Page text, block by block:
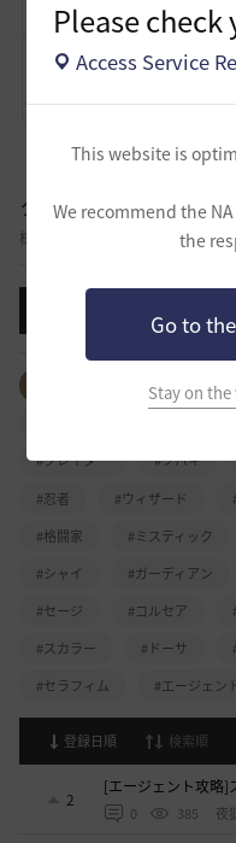
Please
Access Service
This website is
We recommend the
the
Go to
Stay on
コメント0
クラス攻略
様々なクラスのスキル、外見、
#ウォ
#ブレイダー
#ツバキ
#忍者
#ウィザード
#格闘家
#ミスティック
#シャイ
#ガーディアン
#セージ
#コルセア
#スカラー
#ドーサ
#セラフィム
#エージェン
登録日順 検索順
2
[エージェント攻略]
0 385 夜